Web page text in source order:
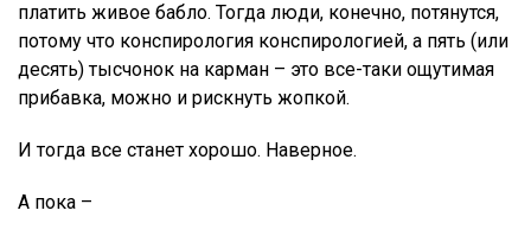
платить живое бабло. Тогда люди, конечно, потянутся,
потому что конспирология конспирологией, а пять (или
десять) тысчонок на карман – это все-таки ощутимая
прибавка, можно и рискнуть жопкой.
И тогда все станет хорошо. Наверное.
А пока –